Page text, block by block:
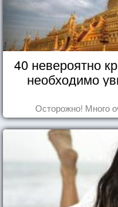
40 невероятно
необходимо
Осторожно! Много